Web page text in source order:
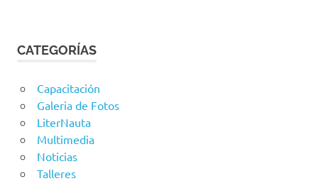
CATEGORÍAS
Capacitación
Galeria de Fotos
LiterNauta
Multimedia
Noticias
Talleres